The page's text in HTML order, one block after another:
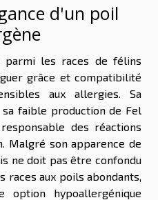
d'un poil
parmi les races de félins
grâce et compatibilité
aux allergies. Sa
faible production de Fel
des réactions
Malgré son apparence de
ne doit pas être confondu
races aux poils abondants,
hypoallergénique